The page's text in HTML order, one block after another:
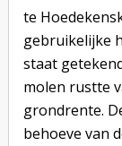
te
gebruikelijke
staat
molen rustte
grondrente.
behoeve van